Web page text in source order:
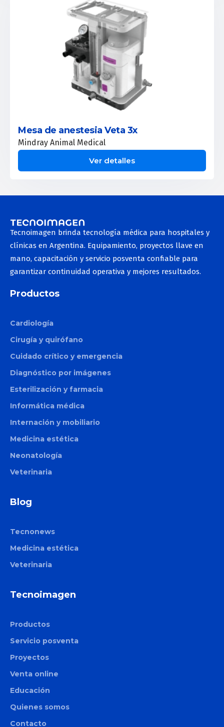
Mesa de anestesia Veta 3x
Mindray Animal Medical
Ver detalles
Tecnoimagen brinda tecnología médica para hospitales y
clínicas en Argentina. Equipamiento, proyectos llave en
mano, capacitación y servicio posventa confiable para
garantizar continuidad operativa y mejores resultados.
Productos
Cardiología
Cirugía y quirófano
Cuidado crítico y emergencia
Diagnóstico por imágenes
Esterilización y farmacia
Informática médica
Internación y mobiliario
Medicina estética
Neonatología
Veterinaria
Blog
Tecnonews
Medicina estética
Veterinaria
Tecnoimagen
Productos
Servicio posventa
Proyectos
Venta online
Educación
Quienes somos
Contacto